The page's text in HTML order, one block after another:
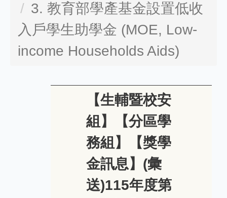
3. 教育部學產基金設置低收
入戶學生助學金 (MOE, Low-
income Households Aids)
【生輔暨校安
組】【分區學
務組】【獎學
金訊息】(彙
送)115年度第